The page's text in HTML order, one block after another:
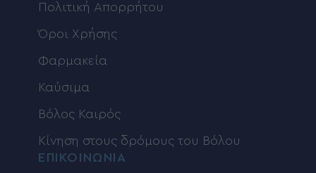
Πολιτική Απορρήτου
Όροι Χρήσης
Φαρμακεία
Καύσιμα
Βόλος Καιρός
Κίνηση στους δρόμους του Βόλου
ΕΠΙΚΟΙΝΩΝΙΑ